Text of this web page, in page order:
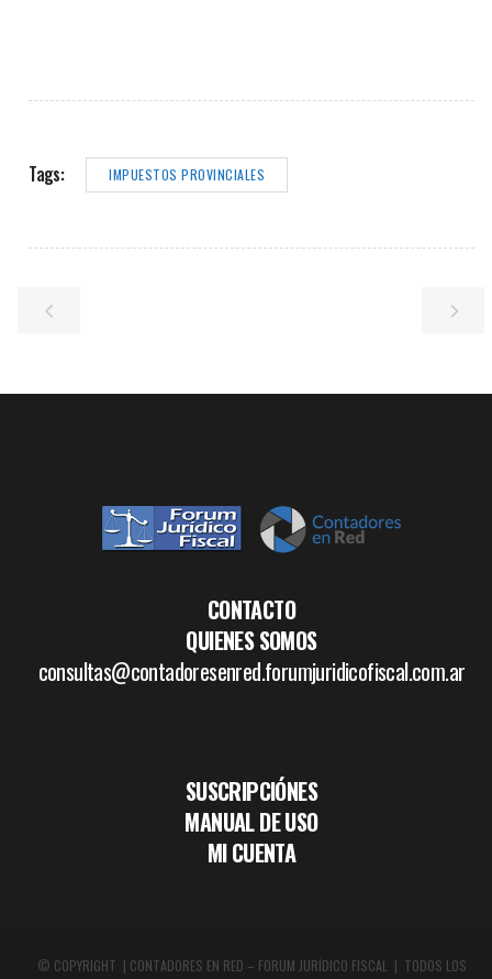
Tags: IMPUESTOS PROVINCIALES
CONTACTO
QUIENES SOMOS
consultas@contadoresenred.forumjuridicofiscal.com.ar
SUSCRIPCIÓNES
MANUAL DE USO
MI CUENTA
© COPYRIGHT | CONTADORES EN RED – FORUM JURÍDICO FISCAL | TODOS LOS